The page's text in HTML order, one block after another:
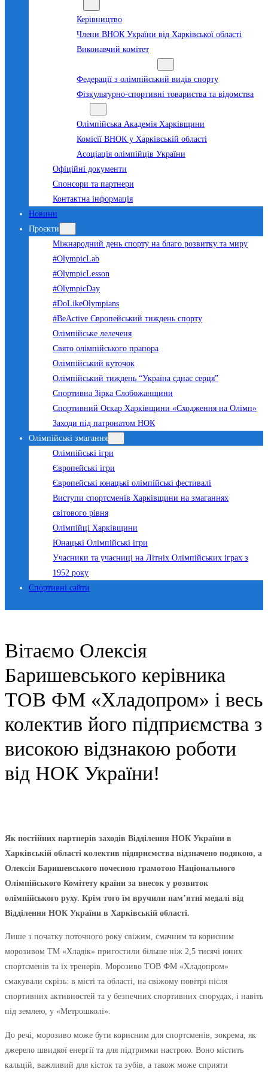
Керівництво
Члени ВНОК України від Харківської області
Виконавчий комітет
Федерації з олімпійський видів спорту
Фізкультурно-спортивні товариства та відомства
Олімпійська Академія Харківщини
Комісії ВНОК у Харківській області
Асоціація олімпійців України
Офіційні документи
Спонсори та партнери
Контактна інформація
Новини
Проєкти
Міжнародний день спорту на благо розвитку та миру
#OlympicLab
#OlympicLesson
#OlympicDay
#DoLikeOlympians
#BeActive Європейський тиждень спорту
Олімпійське лелеченя
Свято олімпійського прапора
Олімпійський куточок
Олімпійський тиждень “Україна єднає серця”
Спортивна Зірка Слобожанщини
Спортивний Оскар Харківщини «Сходження на Олімп»
Заходи під патронатом НОК
Олімпійські змагання
Олімпійські ігри
Європейські ігри
Європейські юнацькі олімпійські фестивалі
Виступи спортсменів Харківщини на змаганнях
світового рівня
Олімпійці Харківщини
Юнацькі Олімпійські ігри
Учасники та учасниці на Літніх Олімпійських іграх з
1952 року
Спортивні сайти
Вітаємо Олексія
Баришевського керівника
ТОВ ФМ «Хладопром» і весь
колектив його підприємства з
високою відзнакою роботи
від НОК України!
Як постійних партнерів заходів Відділення НОК України в
Харківській області колектив підприємства відзначено подякою, а
Олексія Баришевського почесною грамотою Національного
Олімпійського Комітету країни за внесок у розвиток
олімпійського руху. Крім того їм вручили пам’ятні медалі від
Відділення НОК України в Харківській області.
Лише з початку поточного року свіжим, смачним та корисним
морозивом ТМ «Хладік» пригостили більше ніж 2,5 тисячі юних
спортсменів та їх тренерів. Морозиво ТОВ ФМ «Хладопром»
смакували скрізь: в місті та області, на свіжому повітрі після
спортивних активностей та у безпечних спортивних спорудах, і навіть
під землею, у «Метрошколі».
До речі, морозиво може бути корисним для спортсменів, зокрема, як
джерело швидкої енергії та для підтримки настрою. Воно містить
кальцій, важливий для кісток та зубів, а також може сприяти